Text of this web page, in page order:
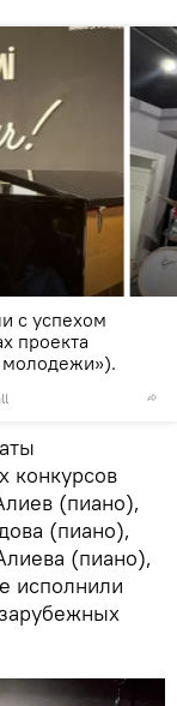
с успехом
проекта
конкурсов
(пиано),
(пиано),
(пиано),
исполнили